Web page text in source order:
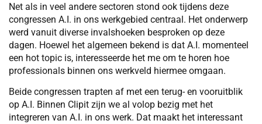
Net als in veel andere sectoren stond ook tijdens deze
congressen A.I. in ons werkgebied centraal. Het onderwerp
werd vanuit diverse invalshoeken besproken op deze
dagen. Hoewel het algemeen bekend is dat A.I. momenteel
een hot topic is, interesseerde het me om te horen hoe
professionals binnen ons werkveld hiermee omgaan.
Beide congressen trapten af met een terug- en vooruitblik
op A.I. Binnen Clipit zijn we al volop bezig met het
integreren van A.I. in ons werk. Dat maakt het interessant